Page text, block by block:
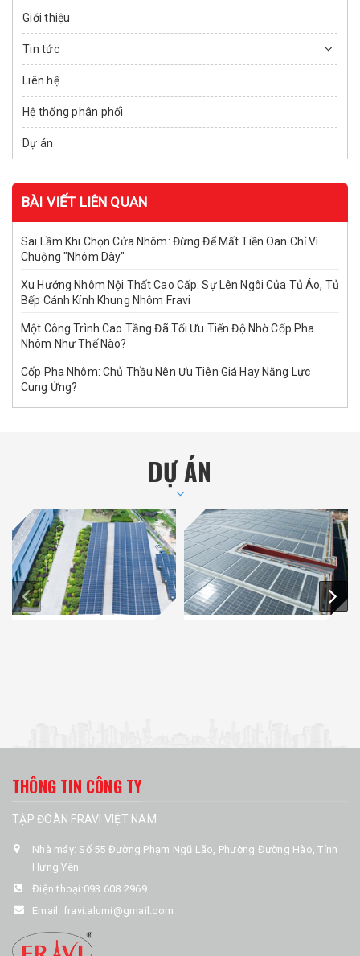
Giới thiệu
Tin tức
Liên hệ
Hệ thống phân phối
Dự án
BÀI VIẾT LIÊN QUAN
Sai Lầm Khi Chọn Cửa Nhôm: Đừng Để Mất Tiền Oan Chỉ Vì
Chuộng "Nhôm Dày"
Xu Hướng Nhôm Nội Thất Cao Cấp: Sự Lên Ngôi Của Tủ Áo, Tủ
Bếp Cánh Kính Khung Nhôm Fravi
Một Công Trình Cao Tầng Đã Tối Ưu Tiến Độ Nhờ Cốp Pha
Nhôm Như Thế Nào?
Cốp Pha Nhôm: Chủ Thầu Nên Ưu Tiên Giá Hay Năng Lực
Cung Ứng?
DỰ ÁN
THÔNG TIN CÔNG TY
TẬP ĐOÀN FRAVI VIỆT NAM
Nhà máy: Số 55 Đường Phạm Ngũ Lão, Phường Đường Hào, Tỉnh
Hưng Yên.
Điện thoại:093 608 2969
Email: fravi.alumi@gmail.com